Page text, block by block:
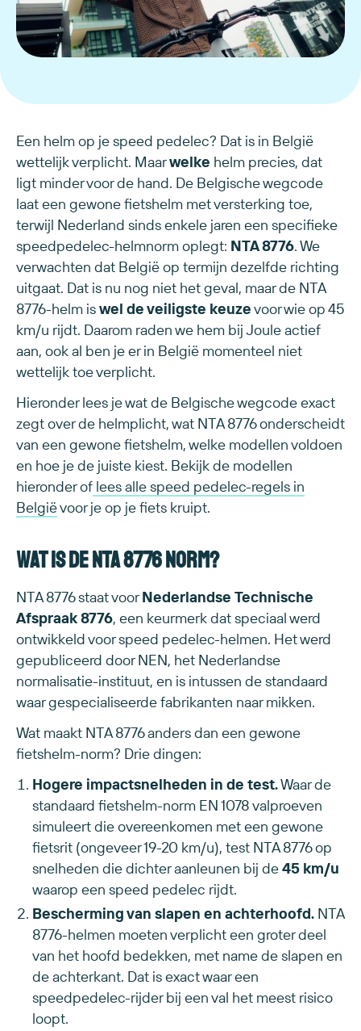
Een helm op je speed pedelec? Dat is in België
wettelijk verplicht. Maarwelke helm precies, dat
ligt minder voor de hand. De Belgische wegcode
laat een gewone fietshelm met versterking toe,
terwijl Nederland sinds enkele jaren een specifieke
speedpedelec-helmnorm oplegt: NTA 8776. We
verwachten dat België op termijn dezelfde richting
uitgaat. Dat is nu nog niet het geval, maar de NTA
8776-helm iswel de veiligste keuzevoor wie op 45
km/u rijdt. Daarom raden we hem bij Joule actief
aan, ook al ben je er in België momenteel niet
wettelijk toe verplicht.
Hieronder lees je wat de Belgische wegcode exact
zegt over de helmplicht, wat NTA 8776 onderscheidt
van een gewone fietshelm, welke modellen voldoen
en hoe je de juiste kiest. Bekijk de modellen
hieronder of lees alle speed pedelec-regels in
Belgiëvoor je op je fiets kruipt.
Wat is de NTA 8776 norm?
NTA 8776 staat voorNederlandse Technische
Afspraak 8776, een keurmerk dat speciaal werd
ontwikkeld voor speed pedelec-helmen. Het werd
gepubliceerd door NEN, het Nederlandse
normalisatie-instituut, en is intussen de standaard
waar gespecialiseerde fabrikanten naar mikken.
Wat maakt NTA 8776 anders dan een gewone
fietshelm-norm? Drie dingen:
Hogere impactsnelheden in de test.Waar de
standaard fietshelm-norm EN 1078 valproeven
simuleert die overeenkomen met een gewone
fietsrit (ongeveer 19-20 km/u), test NTA 8776 op
snelheden die dichter aanleunen bij de45 km/u
waarop een speed pedelec rijdt.
Bescherming van slapen en achterhoofd. NTA
8776-helmen moeten verplicht een groter deel
van het hoofd bedekken, met name de slapen en
de achterkant. Dat is exact waar een
speedpedelec-rijder bij een val het meest risico
loopt.